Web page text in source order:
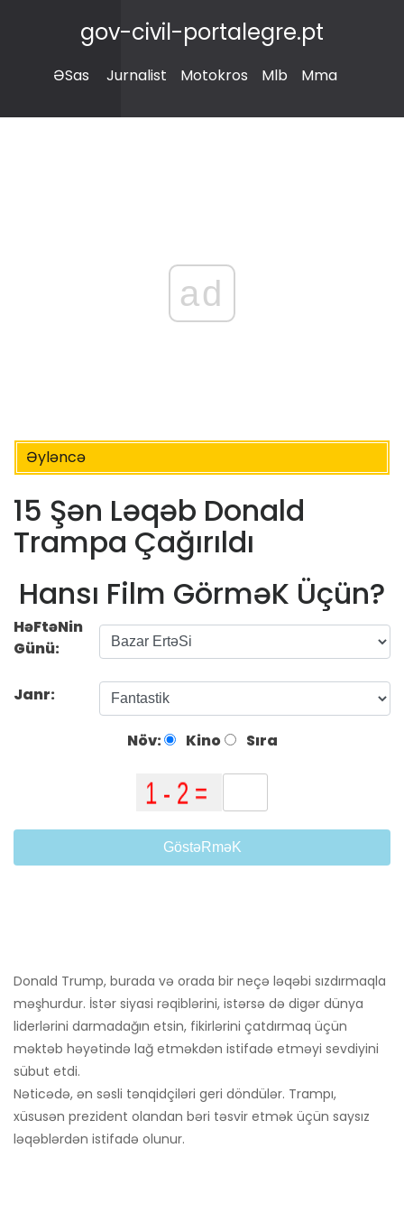
gov-civil-portalegre.pt
ƏSas Jurnalist Motokros Mlb Mma
ad
Əyləncə
15 Şən Ləqəb Donald
Trampa Çağırıldı
Hansı Film GörməK Üçün?
HəFtəNin
Günü:
Janr:
Növ: Kino Sıra
GöstəRməK
Donald Trump, burada və orada bir neçə ləqəbi sızdırmaqla
məşhurdur. İstər siyasi rəqiblərini, istərsə də digər dünya
liderlərini darmadağın etsin, fikirlərini çatdırmaq üçün
məktəb həyətində lağ etməkdən istifadə etməyi sevdiyini
sübut etdi.
Nəticədə, ən səsli tənqidçiləri geri döndülər. Trampı,
xüsusən prezident olandan bəri təsvir etmək üçün saysız
ləqəblərdən istifadə olunur.